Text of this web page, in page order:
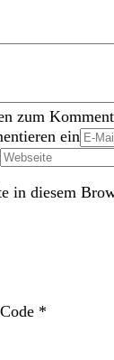
zum
ein
in diesem
*